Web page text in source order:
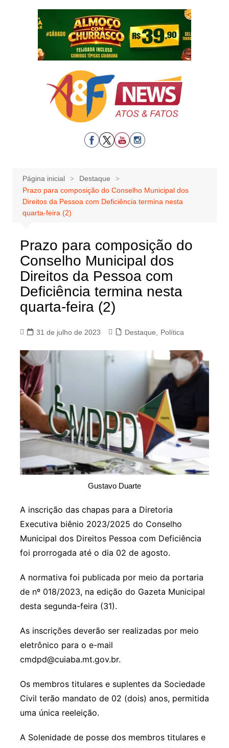
Página inicial
Destaque
Prazo para composição do Conselho Municipal dos
Direitos da Pessoa com Deficiência termina nesta
quarta-feira (2)
Prazo para composição do
Conselho Municipal dos
Direitos da Pessoa com
Deficiência termina nesta
quarta-feira (2)
31 de julho de 2023 Destaque Política
Gustavo Duarte
A inscrição das chapas para a Diretoria
Executiva biênio 2023/2025 do Conselho
Municipal dos Direitos Pessoa com Deficiência
foi prorrogada até o dia 02 de agosto.
A normativa foi publicada por meio da portaria
de nº 018/2023, na edição do Gazeta Municipal
desta segunda-feira (31).
As inscrições deverão ser realizadas por meio
eletrônico para o e-mail
cmdpd@cuiaba.mt.gov.br.
Os membros titulares e suplentes da Sociedade
Civil terão mandato de 02 (dois) anos, permitida
uma única reeleição.
A Solenidade de posse dos membros titulares e